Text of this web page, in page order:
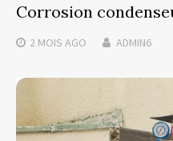
Corrosion
2 MOIS AGO ADMIN6